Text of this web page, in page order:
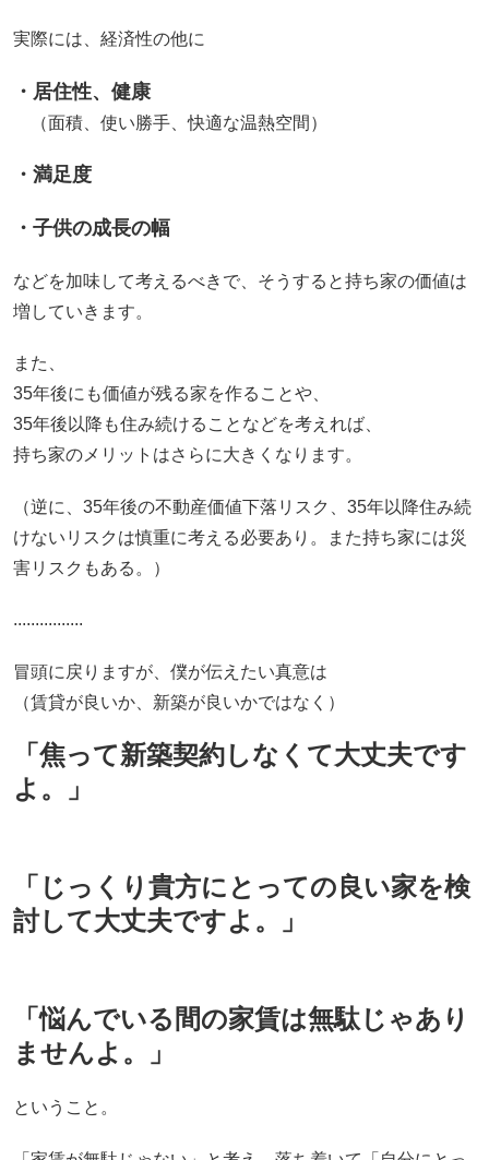
実際には、経済性の他に
・居住性、健康
（面積、使い勝手、快適な温熱空間）
・満足度
・子供の成長の幅
などを加味して考えるべきで、そうすると持ち家の価値は
増していきます。
また、
35年後にも価値が残る家を作ることや、
35年後以降も住み続けることなどを考えれば、
持ち家のメリットはさらに大きくなります。
（逆に、35年後の不動産価値下落リスク、35年以降住み続
けないリスクは慎重に考える必要あり。また持ち家には災
害リスクもある。）
................
冒頭に戻りますが、僕が伝えたい真意は
（賃貸が良いか、新築が良いかではなく）
「焦って新築契約しなくて大丈夫です
よ。」
「じっくり貴方にとっての良い家を検
討して大丈夫ですよ。」
「悩んでいる間の家賃は無駄じゃあり
ませんよ。」
ということ。